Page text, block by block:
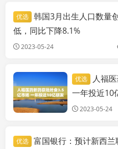
优选 韩国3月出生人口数量
低，同比下降8.1%
2023-05-24
实时要闻
优选
人福
一年投近10
2023-05-24
优选 富国银行：预计新西兰